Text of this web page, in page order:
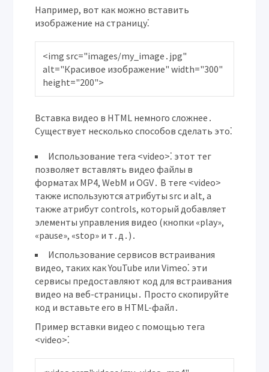
Например, вот как можно вставить
изображение на страницу⁚
<img src="images/my_image․jpg"
alt="Красивое изображение" width="300"
Вставка видео в HTML немного сложнее․
Существует несколько способов сделать это⁚
Использование тега <video>⁚ этот тег
позволяет вставлять видео файлы в
форматах MP4, WebM и OGV․ В теге <video>
также используются атрибуты src и alt, а
также атрибут controls, который добавляет
элементы управления видео (кнопки «play»,
«pause», «stop» и т․д․)․
Использование сервисов встраивания
видео, таких как YouTube или Vimeo⁚ эти
сервисы предоставляют код для встраивания
видео на веб-страницы․ Просто скопируйте
код и вставьте его в HTML-файл․
Пример вставки видео с помощью тега
<video>⁚